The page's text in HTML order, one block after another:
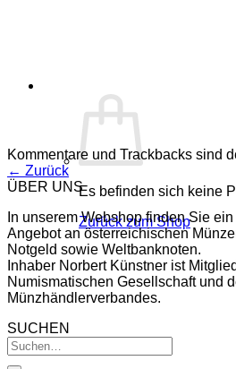
Es befinden sich keine
Zurück zum Shop
Kommentare und Trackbacks sind
← Zurück
ÜBER UNS
In unserem Webshop finden Sie
Angebot an österreichischen
Notgeld sowie Weltbanknoten.
Inhaber Norbert Künstner ist
Numismatischen Gesellschaft und
Münzhändlerverbandes.
SUCHEN